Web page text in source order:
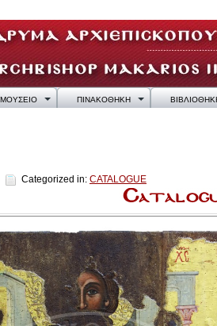
ΠΙΝΑΚΟΘΗΚΗ
Categorized in: CATALOGUE